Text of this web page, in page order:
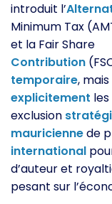
introduit l’
Minimum Tax
et la Fair Share
Contribution
temporaire,
explicitement
exclusion
mauriciennede
international
d’auteur et
pesant sur